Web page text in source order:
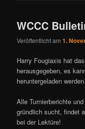
WCCC
Veröffentlicht am1.
Harry Fougiaxis hat
herausgegeben, es
heruntergeladen werden.
Alle Turnierberichte
gründlich sucht, findet
bei der Lektüre!